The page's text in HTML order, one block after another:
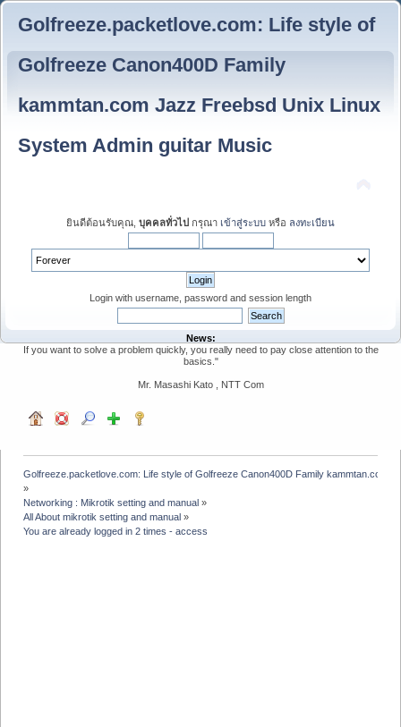
Golfreeze.packetlove.com: Life style of
Golfreeze Canon400D Family
kammtan.com Jazz Freebsd Unix Linux
System Admin guitar Music
ยินดีต้อนรับคุณ, บุคคลทั่วไป กรุณา เข้าสู่ระบบ หรือ ลงทะเบียน
Login with username, password and session length
News:
If you want to solve a problem quickly, you really need to pay close attention to the
basics."
Mr. Masashi Kato , NTT Com
Golfreeze.packetlove.com: Life style of Golfreeze Canon400D Family kammtan.com
»
Networking : Mikrotik setting and manual »
All About mikrotik setting and manual »
You are already logged in 2 times - access